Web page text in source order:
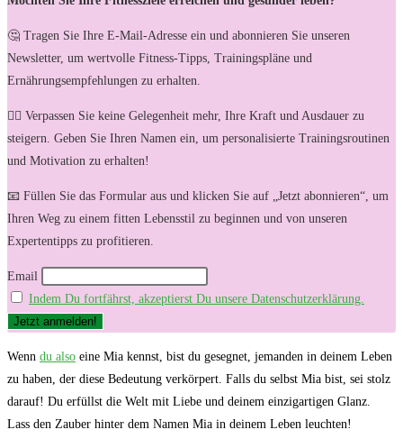
🤔 Tragen Sie Ihre E-Mail-Adresse ein und abonnieren Sie unseren
Newsletter, um wertvolle Fitness-Tipps, Trainingspläne und
Ernährungsempfehlungen zu erhalten.
🏋️‍♀️ Verpassen Sie keine Gelegenheit mehr, Ihre Kraft und Ausdauer zu
steigern. Geben Sie Ihren Namen ein, um personalisierte Trainingsroutinen
und Motivation zu erhalten!
📧 Füllen Sie das Formular aus und klicken Sie auf „Jetzt abonnieren“, um
Ihren Weg zu einem fitten Lebensstil zu beginnen und von unseren
Expertentipps zu profitieren.
Email
Indem Du fortfährst, akzeptierst Du unsere Datenschutzerklärung.
Wenn du also eine Mia kennst, ‍bist ⁢du gesegnet, jemanden in ‌deinem Leben
zu haben, der diese Bedeutung verkörpert.‌ Falls du selbst Mia bist, sei stolz
darauf! Du erfüllst‍ die Welt mit Liebe und deinem einzigartigen Glanz.
Lass den Zauber hinter dem Namen Mia in deinem Leben leuchten!